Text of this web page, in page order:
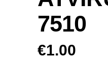
7510
€1.00